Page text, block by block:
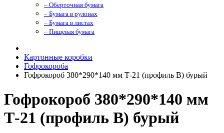
– Оберточная бумага
– Бумага в рулонах
– Бумага в листах
– Пищевая бумага
Картонные коробки
Гофрокороба
Гофрокороб 380*290*140 мм Т-21 (профиль B) бурый
Гофрокороб 380*290*140 мм
Т-21 (профиль B) бурый